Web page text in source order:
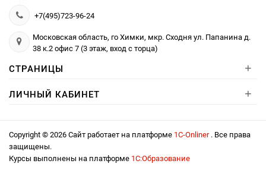
+7(495)723-96-24
Московская область, го Химки, мкр. Сходня ул. Папанина д.
38 к.2 офис 7 (3 этаж, вход с торца)
СТРАНИЦЫ +
ЛИЧНЫЙ КАБИНЕТ +
Copyright © 2026 Сайт работает на платформе 1С-Onliner . Все права
защищены.
Курсы выполнены на платформе 1С:Образование